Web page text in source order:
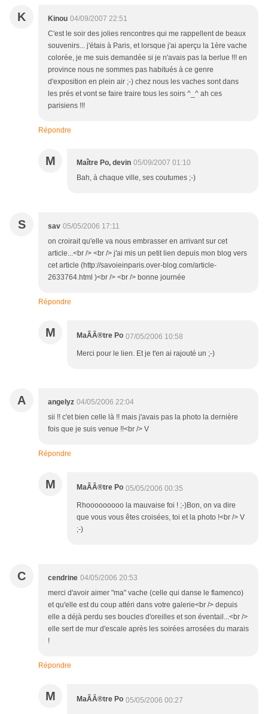
K Kinou 04/09/2007 22:51
C'est le soir des jolies rencontres qui me rappellent de beaux
souvenirs... j'étais à Paris, et lorsque j'ai aperçu la 1ère vache
colorée, je me suis demandée si je n'avais pas la berlue !!! en
province nous ne sommes pas habitués à ce genre
d'exposition en plein air ;-) chez nous les vaches sont dans
les prés et vont se faire traire tous les soirs ^_^ ah ces
parisiens !!!
Répondre
M Maître Po, devin 05/09/2007 01:10
Bah, à chaque ville, ses coutumes ;-)
S sav 05/05/2006 17:11
on croirait qu'elle va nous embrasser en arrivant sur cet
article...<br /> <br /> j'ai mis un petit lien depuis mon blog vers
cet article (http://savoieinparis.over-blog.com/article-
2633764.html )<br /> <br /> bonne journée
Répondre
M MaÃÂ®tre Po 07/05/2006 10:58
Merci pour le lien. Et je t'en ai rajouté un ;-)
A angelyz 04/05/2006 22:04
sii !! c'et bien celle là !! mais j'avais pas la photo la dernière
fois que je suis venue !!<br /> V
Répondre
M MaÃÂ®tre Po 05/05/2006 00:35
Rhooooooooo la mauvaise foi ! ;-)Bon, on va dire
que vous vous êtes croisées, toi et la photo !<br /> V
;-)
C cendrine 04/05/2006 20:53
merci d'avoir aimer "ma" vache (celle qui danse le flamenco)
et qu'elle est du coup attéri dans votre galerie<br /> depuis
elle a déjà perdu ses boucles d'oreilles et son éventail...<br />
elle sert de mur d'escale après les soirées arrosées du marais
!
Répondre
M MaÃÂ®tre Po 05/05/2006 00:27